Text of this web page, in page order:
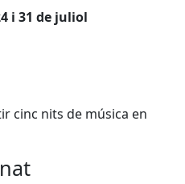
i 31 de juliol
cinc nits de música en